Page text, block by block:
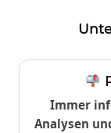
Immer
Analysen